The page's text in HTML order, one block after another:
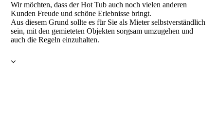
Wir möchten, dass der Hot Tub auch noch vielen anderen
Kunden Freude und schöne Erlebnisse bringt.
Aus diesem Grund sollte es für Sie als Mieter selbstverständlich
sein, mit den gemieteten Objekten sorgsam umzugehen und
auch die Regeln einzuhalten.